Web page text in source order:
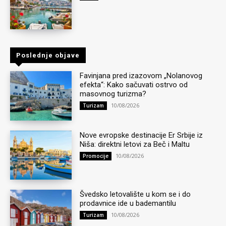
Poslednje objave
Favinjana pred izazovom „Nolanovog
efekta“: Kako sačuvati ostrvo od
masovnog turizma?
Turizam 10/08/2026
Nove evropske destinacije Er Srbije iz
Niša: direktni letovi za Beč i Maltu
Promocije 10/08/2026
Švedsko letovalište u kom se i do
prodavnice ide u bademantilu
Turizam 10/08/2026